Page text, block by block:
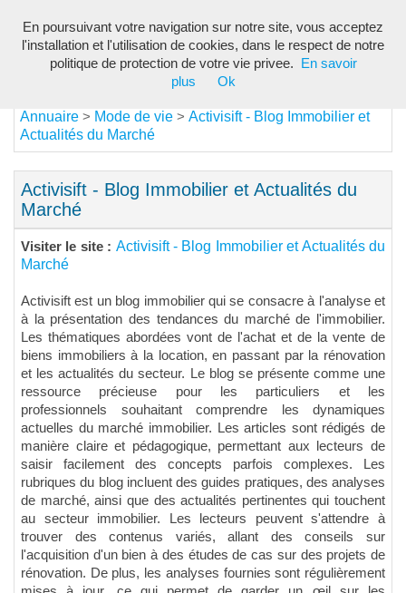
Annuaire > Mode de vie > Activisift - Blog Immobilier et
Actualités du Marché
Activisift - Blog Immobilier et Actualités du
Marché
Visiter le site : Activisift - Blog Immobilier et Actualités du
Marché
Activisift est un blog immobilier qui se consacre à l'analyse et
à la présentation des tendances du marché de l'immobilier.
Les thématiques abordées vont de l'achat et de la vente de
biens immobiliers à la location, en passant par la rénovation
et les actualités du secteur. Le blog se présente comme une
ressource précieuse pour les particuliers et les
professionnels souhaitant comprendre les dynamiques
actuelles du marché immobilier. Les articles sont rédigés de
manière claire et pédagogique, permettant aux lecteurs de
saisir facilement des concepts parfois complexes. Les
rubriques du blog incluent des guides pratiques, des analyses
de marché, ainsi que des actualités pertinentes qui touchent
au secteur immobilier. Les lecteurs peuvent s'attendre à
trouver des contenus variés, allant des conseils sur
l'acquisition d'un bien à des études de cas sur des projets de
rénovation. De plus, les analyses fournies sont régulièrement
En poursuivant votre navigation sur notre site, vous acceptez
l'installation et l'utilisation de cookies, dans le respect de notre
politique de protection de votre vie privee.
En savoir
plus
Ok